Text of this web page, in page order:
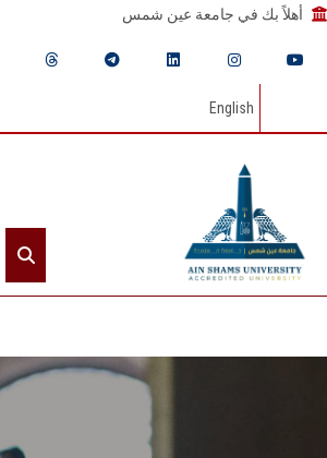
أهلاً بك في جامعة عين شمس
English
الرئيسيـة
عن الجامعة